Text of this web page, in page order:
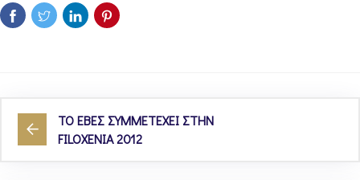
ΤΟ ΕΒΕΣ ΣΥΜΜΕΤΕΧΕΙ ΣΤΗΝ
FILOXENIA 2012